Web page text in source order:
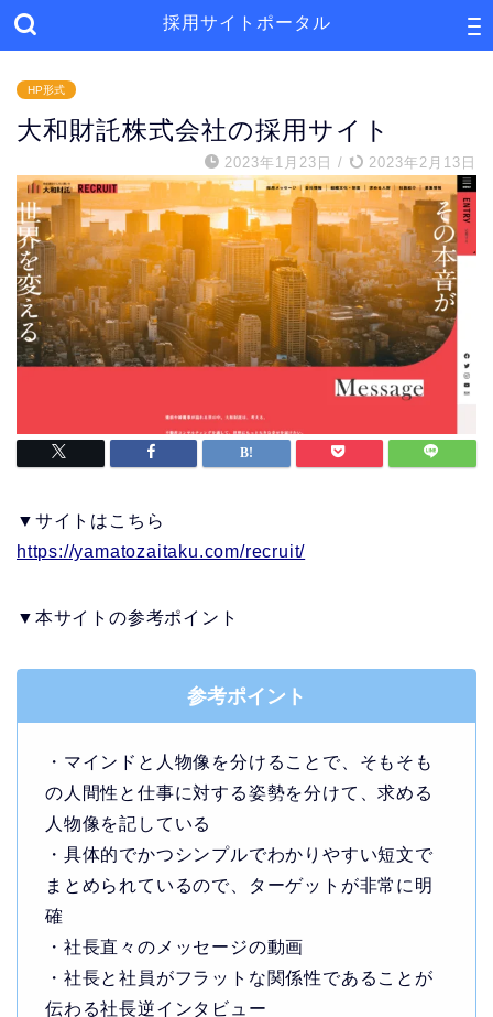
採用サイトポータル
HP形式
大和財託株式会社の採用サイト
2023年1月23日 / 2023年2月13日
▼サイトはこちら
https://yamatozaitaku.com/recruit/
▼本サイトの参考ポイント
参考ポイント
・マインドと人物像を分けることで、そもそも
の人間性と仕事に対する姿勢を分けて、求める
人物像を記している
・具体的でかつシンプルでわかりやすい短文で
まとめられているので、ターゲットが非常に明
確
・社長直々のメッセージの動画
・社長と社員がフラットな関係性であることが
伝わる社長逆インタビュー